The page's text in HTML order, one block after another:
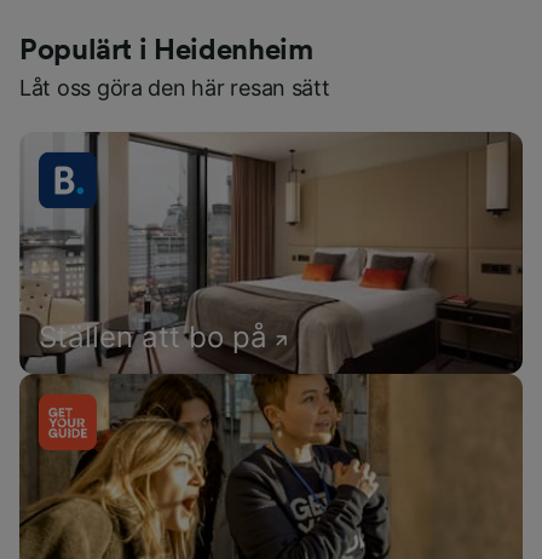
Populärt i Heidenheim
Låt oss göra den här resan sätt
Ställen att bo på